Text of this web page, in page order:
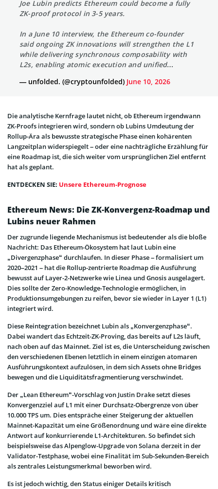
Joe Lubin predicts Ethereum could become a fully
ZK-proof protocol in 3-5 years.
In a June 10 interview, the Ethereum co-founder
said ongoing ZK innovations will strengthen the L1
while delivering synchronous composability with
L2s, enabling atomic execution and unified…
— unfolded. (@cryptounfolded) June 10, 2026
Die analytische Kernfrage lautet nicht, ob Ethereum irgendwann
ZK-Proofs integrieren wird, sondern ob Lubins Umdeutung der
Rollup-Ära als bewusste strategische Phase einen kohärenten
Langzeitplan widerspiegelt – oder eine nachträgliche Erzählung für
eine Roadmap ist, die sich weiter vom ursprünglichen Ziel entfernt
hat als geplant.
ENTDECKEN SIE: Unsere Ethereum-Prognose
Ethereum News: Die ZK-Konvergenz-Roadmap und
Lubins neuer Rahmen
Der zugrunde liegende Mechanismus ist bedeutender als die bloße
Nachricht: Das Ethereum-Ökosystem hat laut Lubin eine
„Divergenzphase“ durchlaufen. In dieser Phase – formalisiert um
2020–2021 – hat die Rollup-zentrierte Roadmap die Ausführung
bewusst auf Layer-2-Netzwerke wie Linea und Gnosis ausgelagert.
Dies sollte der Zero-Knowledge-Technologie ermöglichen, in
Produktionsumgebungen zu reifen, bevor sie wieder in Layer 1 (L1)
integriert wird.
Diese Reintegration bezeichnet Lubin als „Konvergenzphase“.
Dabei wandert das Echtzeit-ZK-Proving, das bereits auf L2s läuft,
nach oben auf das Mainnet. Ziel ist es, die Unterscheidung zwischen
den verschiedenen Ebenen letztlich in einem einzigen atomaren
Ausführungskontext aufzulösen, in dem sich Assets ohne Bridges
bewegen und die Liquiditätsfragmentierung verschwindet.
Der „Lean Ethereum“-Vorschlag von Justin Drake setzt dieses
Konvergenzziel auf L1 mit einer Durchsatz-Obergrenze von über
10.000 TPS um. Dies entspräche einer Steigerung der aktuellen
Mainnet-Kapazität um eine Größenordnung und wäre eine direkte
Antwort auf konkurrierende L1-Architekturen. So befindet sich
beispielsweise das Alpenglow-Upgrade von Solana derzeit in der
Validator-Testphase, wobei eine Finalität im Sub-Sekunden-Bereich
als zentrales Leistungsmerkmal beworben wird.
Es ist jedoch wichtig, den Status einiger Details kritisch